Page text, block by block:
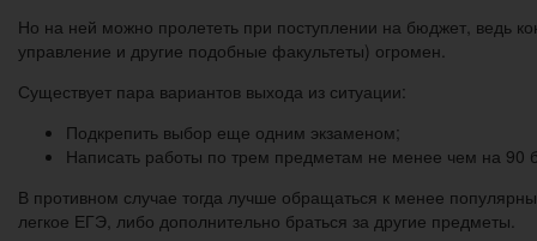
Но на ней можно пролететь при поступлении на бюджет, ведь
управление и другие подобные факультеты) огромен.
Существует пара вариантов выхода из ситуации:
Подкрепить выбор еще одним экзаменом;
Написать работы по трем предметам не менее чем на 90
В противном случае тогда лучше обращаться к менее
легкое ЕГЭ, либо дополнительно браться за другие предметы.